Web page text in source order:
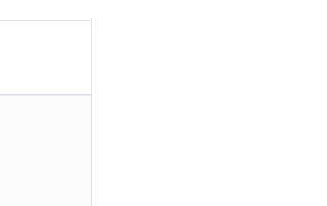
çevrildi